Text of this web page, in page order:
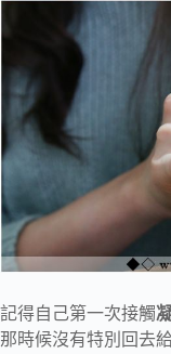
記得自己第一次接觸
那時候沒有特別回去